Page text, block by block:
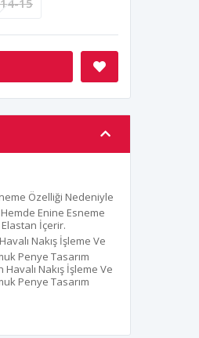
14-15
Özelliği Nedeniyle
Enine Esneme
İçerir.
Nakış İşleme Ve
Penye Tasarım
Nakış İşleme Ve
Penye Tasarım